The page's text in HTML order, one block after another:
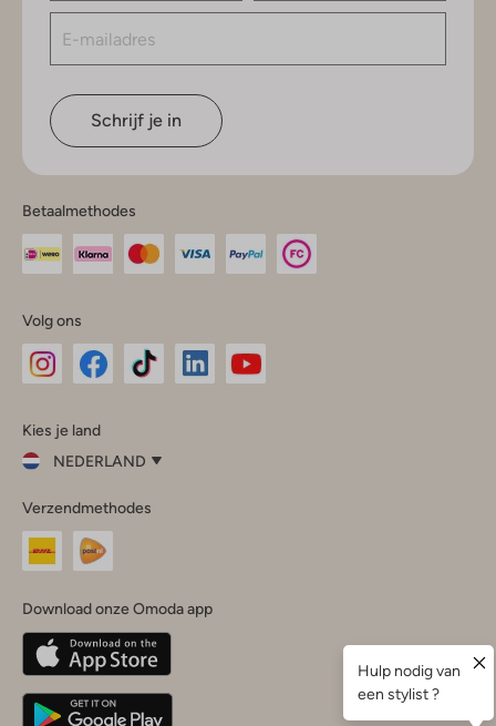
Schrijf je in
Betaalmethodes
Volg ons
InstagramFacebook
Kies je land
NEDERLAND
je
land
Nederland
Belgique(Français)
Deutschland
Verzendmethodes
Download onze Omoda app